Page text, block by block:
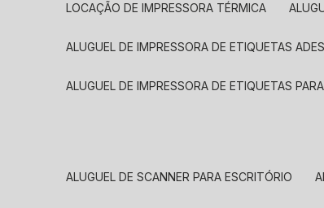
LOCAÇÃO DE IMPRESSORA TÉRMICA
ALUGUEL DE IMPRESSORA DE ETIQUETAS
ALUGUEL DE IMPRESSORA DE ETIQUETAS
ALUGUEL DE SCANNER PARA ESCRITÓRIO